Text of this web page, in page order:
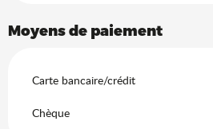
Moyens de paiement
Carte bancaire/crédit
Chèque